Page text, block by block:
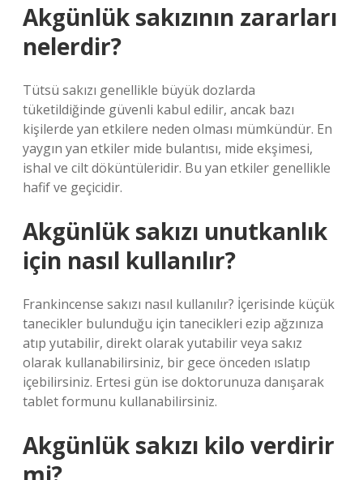
Akgünlük sakızının zararları
nelerdir?
Tütsü sakızı genellikle büyük dozlarda
tüketildiğinde güvenli kabul edilir, ancak bazı
kişilerde yan etkilere neden olması mümkündür. En
yaygın yan etkiler mide bulantısı, mide ekşimesi,
ishal ve cilt döküntüleridir. Bu yan etkiler genellikle
hafif ve geçicidir.
Akgünlük sakızı unutkanlık
için nasıl kullanılır?
Frankincense sakızı nasıl kullanılır? İçerisinde küçük
tanecikler bulunduğu için tanecikleri ezip ağzınıza
atıp yutabilir, direkt olarak yutabilir veya sakız
olarak kullanabilirsiniz, bir gece önceden ıslatıp
içebilirsiniz. Ertesi gün ise doktorunuza danışarak
tablet formunu kullanabilirsiniz.
Akgünlük sakızı kilo verdirir